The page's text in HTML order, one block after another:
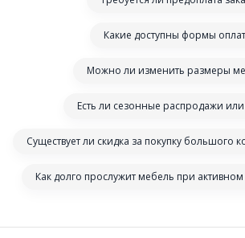
Какие доступны формы
Можно ли изменить размеры
Есть ли сезонные распродажи или
Существует ли скидка за покупку большого
Как долго прослужит мебель при